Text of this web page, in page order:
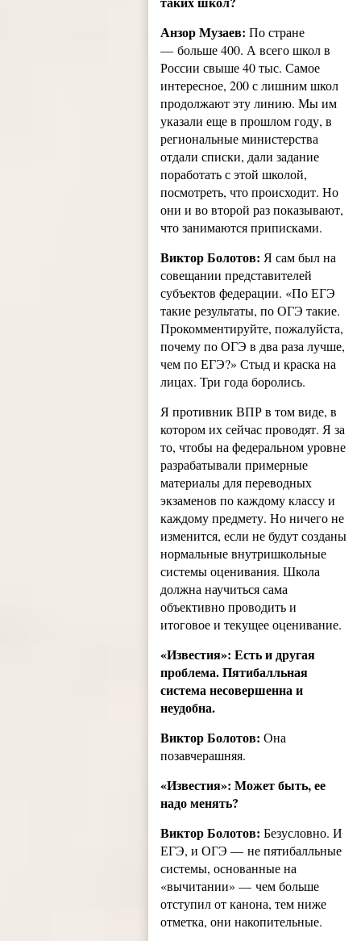
Анзор Музаев:По стране
— больше 400. А всего школ в
России свыше 40 тыс. Самое
интересное, 200 с лишним школ
продолжают эту линию. Мы им
указали еще в прошлом году, в
региональные министерства
отдали списки, дали задание
поработать с этой школой,
посмотреть, что происходит. Но
они и во второй раз показывают,
что занимаются приписками.
Виктор Болотов:Я сам был на
совещании представителей
субъектов федерации. «По ЕГЭ
такие результаты, по ОГЭ такие.
Прокомментируйте, пожалуйста,
почему по ОГЭ в два раза лучше,
чем по ЕГЭ?» Стыд и краска на
лицах. Три года боролись.
Я противник ВПР в том виде, в
котором их сейчас проводят. Я за
то, чтобы на федеральном уровне
разрабатывали примерные
материалы для переводных
экзаменов по каждому классу и
каждому предмету. Но ничего не
изменится, если не будут созданы
нормальные внутришкольные
системы оценивания. Школа
должна научиться сама
объективно проводить и
итоговое и текущее оценивание.
«Известия»: Есть и другая
проблема. Пятибалльная
система несовершенна и
неудобна.
Виктор Болотов:Она
позавчерашняя.
«Известия»: Может быть, ее
надо менять?
Виктор Болотов:Безусловно. И
ЕГЭ, и ОГЭ — не пятибалльные
системы, основанные на
«вычитании» — чем больше
отступил от канона, тем ниже
отметка, они накопительные.